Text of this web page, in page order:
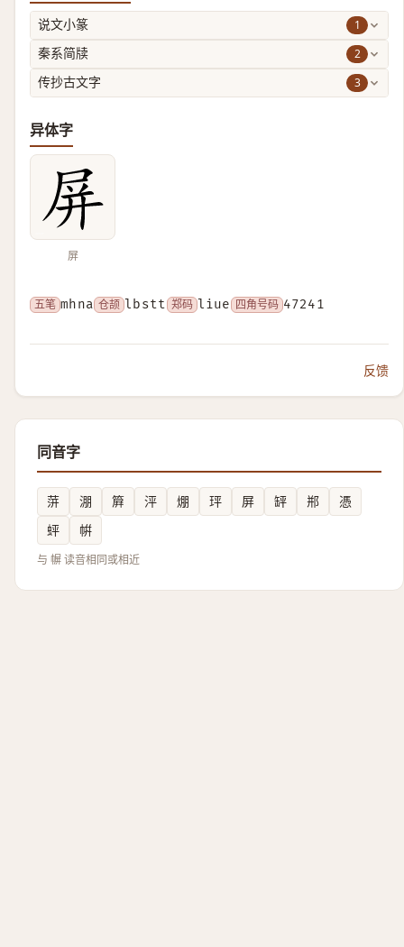
说文小篆 1
秦系简牍 2
传抄古文字 3
异体字
屏
五笔 mhna 仓颉 lbstt 郑码 liue 四角号码 47241
反馈
同音字
䓑 淜 簈 泙 焩 玶 屏 䍈 郱
憑
蚲
帲
与 幈 读音相同或相近